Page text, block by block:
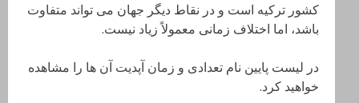
کشور ترکیه است و در نقاط دیگر جهان می تواند متفاوت
باشد، اما اختلاف زمانی معمولاً زیاد نیست.
در لیست پایین نام تعدادی و زمان آپدیت آن ها را مشاهده
خواهید کرد.